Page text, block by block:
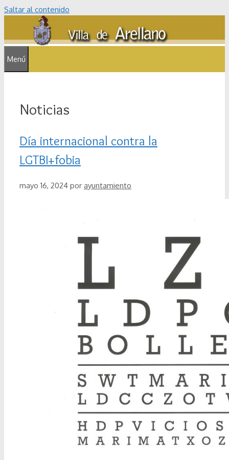
Saltar al contenido
Menú
Noticias
Día internacional contra la
LGTBI+fobia
mayo 16, 2024 por ayuntamiento